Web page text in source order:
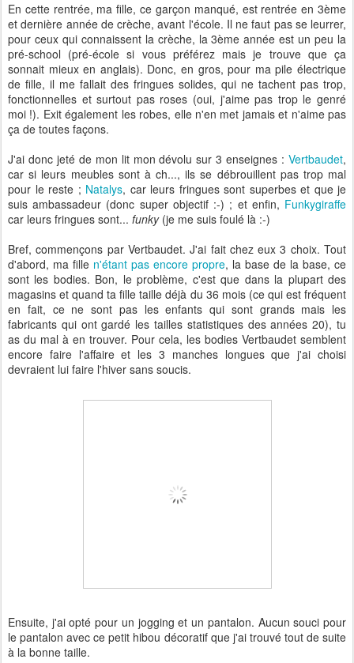
En cette rentrée, ma fille, ce garçon manqué, est rentrée en 3ème
et dernière année de crèche, avant l'école. Il ne faut pas se leurrer,
pour ceux qui connaissent la crèche, la 3ème année est un peu la
pré-school (pré-école si vous préférez mais je trouve que ça
sonnait mieux en anglais). Donc, en gros, pour ma pile électrique
de fille, il me fallait des fringues solides, qui ne tachent pas trop,
fonctionnelles et surtout pas roses (oui, j'aime pas trop le genré
moi !). Exit également les robes, elle n'en met jamais et n'aime pas
ça de toutes façons.
J'ai donc jeté de mon lit mon dévolu sur 3 enseignes : Vertbaudet,
car si leurs meubles sont à ch..., ils se débrouillent pas trop mal
pour le reste ; Natalys, car leurs fringues sont superbes et que je
suis ambassadeur (donc super objectif :-) ; et enfin, Funkygiraffe
car leurs fringues sont... funky(je me suis foulé là :-)
Bref, commençons par Vertbaudet. J'ai fait chez eux 3 choix. Tout
d'abord, ma fille n'étant pas encore propre, la base de la base, ce
sont les bodies. Bon, le problème, c'est que dans la plupart des
magasins et quand ta fille taille déjà du 36 mois (ce qui est fréquent
en fait, ce ne sont pas les enfants qui sont grands mais les
fabricants qui ont gardé les tailles statistiques des années 20), tu
as du mal à en trouver. Pour cela, les bodies Vertbaudet semblent
encore faire l'affaire et les 3 manches longues que j'ai choisi
devraient lui faire l'hiver sans soucis.
Ensuite, j'ai opté pour un jogging et un pantalon. Aucun souci pour
le pantalon avec ce petit hibou décoratif que j'ai trouvé tout de suite
à la bonne taille.